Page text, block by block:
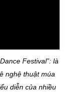
Festival”: là
nghệ thuật múa
diễn của nhiều